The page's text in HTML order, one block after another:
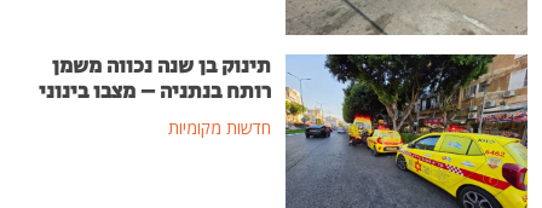
תינוק בן שנה נכווה משמן
רותח בנתניה – מצבו בינוני
חדשות מקומיות